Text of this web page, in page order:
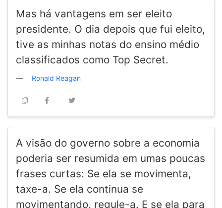
Mas há vantagens em ser eleito
presidente. O dia depois que fui eleito,
tive as minhas notas do ensino médio
classificados como Top Secret.
Ronald Reagan
A visão do governo sobre a economia
poderia ser resumida em umas poucas
frases curtas: Se ela se movimenta,
taxe-a. Se ela continua se
movimentando, regule-a. E se ela para